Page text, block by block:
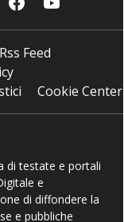
Rss Feed
Cookie Center
di testate e portali
e
di diffondere la
e pubbliche